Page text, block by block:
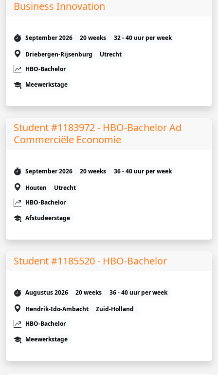
Business Innovation
September 2026 20 weeks
32 - 40 uur per week
Driebergen-Rijsenburg
Utrecht
HBO-Bachelor
Meewerkstage
Student #1183972 - HBO-Bachelor Ad
Commerciële Economie
September 2026 20 weeks
36 - 40 uur per week
Houten
Utrecht
HBO-Bachelor
Afstudeerstage
Student #1185520 - HBO-Bachelor
Augustus 2026 20 weeks
36 - 40 uur per week
Hendrik-Ido-Ambacht
Zuid-Holland
HBO-Bachelor
Meewerkstage